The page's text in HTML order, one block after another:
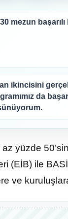
mezun
ikincisini
da
yüzde
(EİB) ile
ve